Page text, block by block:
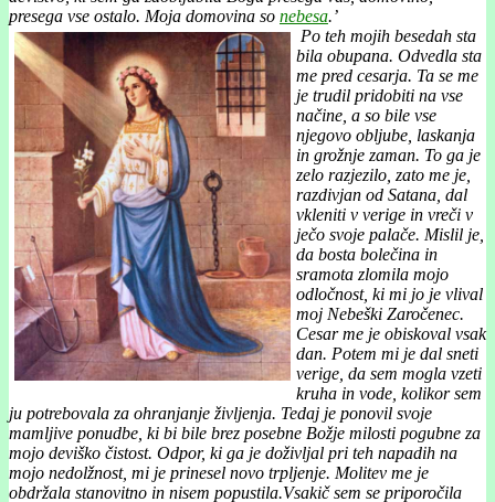
presega vse ostalo. Moja domovina so nebesa.’
Po teh mojih besedah sta
bila obupana. Odvedla sta
me pred cesarja. Ta se me
je trudil pridobiti na vse
načine, a so bile vse
njegovo obljube, laskanja
in grožnje zaman. To ga je
zelo razjezilo, zato me je,
razdivjan od Satana, dal
vkleniti v verige in vreči v
ječo svoje palače. Mislil je,
da bosta bolečina in
sramota zlomila mojo
odločnost, ki mi jo je vlival
moj Nebeški Zaročenec.
Cesar me je obiskoval vsak
dan. Potem mi je dal sneti
verige, da sem mogla vzeti
kruha in vode, kolikor sem
ju potrebovala za ohranjanje življenja. Tedaj je ponovil svoje
mamljive ponudbe, ki bi bile brez posebne Božje milosti pogubne za
mojo deviško čistost. Odpor, ki ga je doživljal pri teh napadih na
mojo nedolžnost, mi je prinesel novo trpljenje. Molitev me je
obdržala stanovitno in nisem popustila.Vsakič sem se priporočila